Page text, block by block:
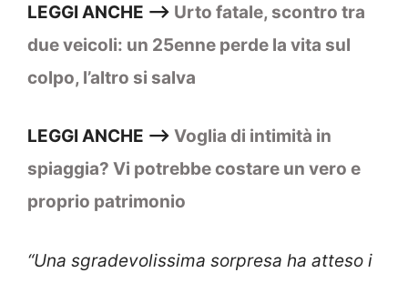
LEGGI ANCHE –> Urto fatale, scontro tra
due veicoli: un 25enne perde la vita sul
colpo, l’altro si salva
LEGGI ANCHE –> Voglia di intimità in
spiaggia? Vi potrebbe costare un vero e
proprio patrimonio
“Una sgradevolissima sorpresa ha atteso i